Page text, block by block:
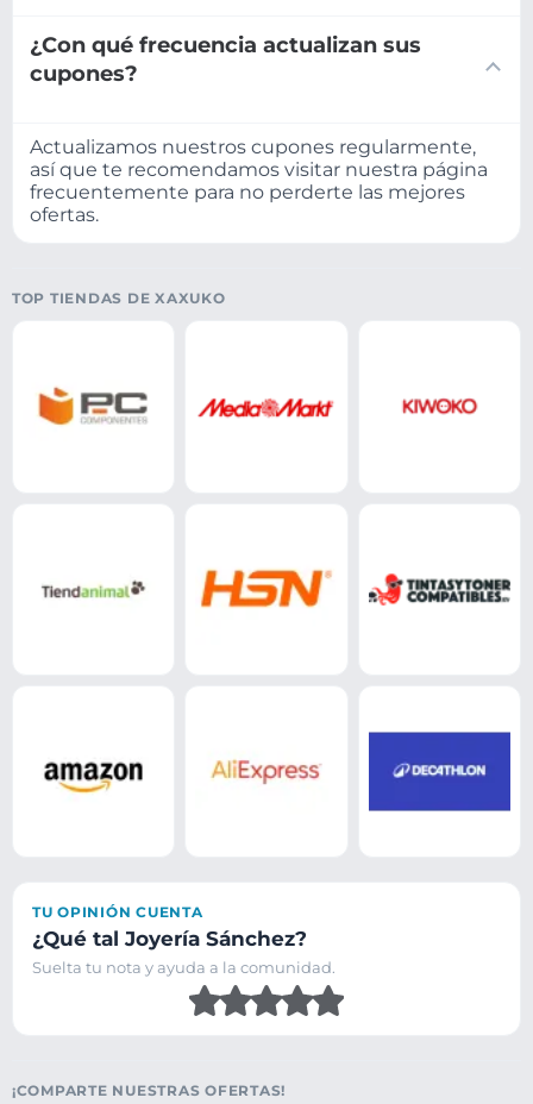
¿Con qué frecuencia actualizan sus
cupones?
Actualizamos nuestros cupones regularmente,
así que te recomendamos visitar nuestra página
frecuentemente para no perderte las mejores
ofertas.
TOP TIENDAS DE XAXUKO
TU OPINIÓN CUENTA
¿Qué tal Joyería Sánchez?
Suelta tu nota y ayuda a la comunidad.
¡COMPARTE NUESTRAS OFERTAS!